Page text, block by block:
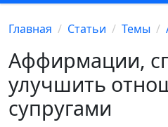
Главная Статьи Темы
Аффирмации,
улучшить
супругами